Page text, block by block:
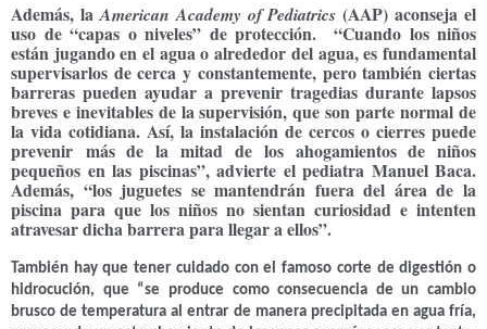
Además, laAmerican Academy of Pediatrics (AAP) aconseja el
uso de “capas o niveles” de protección. “Cuando los niños
están jugando en el agua o alrededor del agua, es fundamental
supervisarlos de cerca y constantemente, pero también ciertas
barreras pueden ayudar a prevenir tragedias durante lapsos
breves e inevitables de la supervisión, que son parte normal de
la vida cotidiana. Así, la instalación de cercos o cierres puede
prevenir más de la mitad de los ahogamientos de niños
pequeños en las piscinas”, advierte el pediatra Manuel Baca.
Además, “los juguetes se mantendrán fuera del área de la
piscina para que los niños no sientan curiosidad e intenten
atravesar dicha barrera para llegar a ellos”.
También hay que tener cuidado con el famoso corte de digestión o
hidrocución, que “se produce como consecuencia deun cambio
brusco de temperatura al entrar de manera precipitada en agua fría,